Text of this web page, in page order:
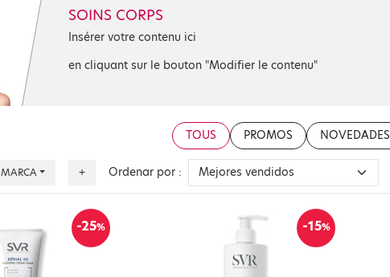
SOINS CORPS
Insérer votre contenu ici
en cliquant sur le bouton "Modifier le contenu"
TOUS PROMOS NOVEDADES
MARCA + Ordenar por :
-25% -15%